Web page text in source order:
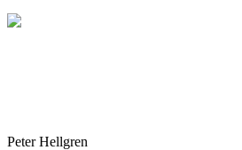
Peter Hellgren